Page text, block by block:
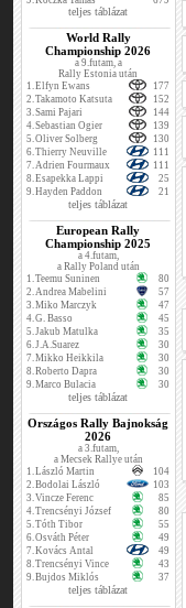
teljes táblázat
World Rally
Championship 2026
a 9.futam, a
Rally Estonia után
1.Elfyn Ewans
177
2.Takamoto Katsuta
152
3.Sami Pajari
144
4.Sebastian Ogier
139
5.Oliver Solberg
130
6.Thierry Neuville
111
7.Adrien Fourmaux
111
8.Esapekka Lappi
25
9.Hayden Paddon 21
teljes táblázat
European Rally
Championship 2025
a 4.futam,
a Rally Poland után
1.Teemu Suninen
80
2.Andrea Mabelini
57
3.Miko Marczyk
47
4.G. Basso
45
5.Jakub Matulka
35
6.J.A.Suarez
30
7.Mikko Heikkila
30
8.Roberto Dapra
30
9.Marco Bulacia 30
teljes táblázat
Országos Rally Bajnokság
2026
a 3.futam,
a Mecsek Rallye után
1.László Martin
104
2.Bodolai László
103
3.Vincze Ferenc
85
4.Trencsényi József
80
5.Tóth Tibor
55
6.Osváth Péter
49
7.Kovács Antal
49
8.Trencsényi Vince
43
9.Bujdos Miklós 37
teljes táblázat